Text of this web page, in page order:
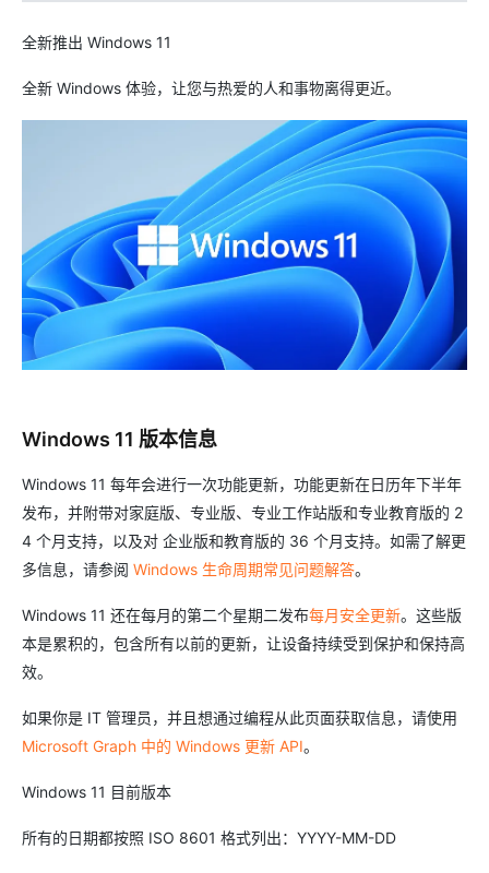
全新推出 Windows 11
全新 Windows 体验，让您与热爱的人和事物离得更近。
Windows 11 版本信息
Windows 11 每年会进行一次功能更新，功能更新在日历年下半年
发布，并附带对家庭版、专业版、专业工作站版和专业教育版的 2
4 个月支持，以及对 企业版和教育版的 36 个月支持。如需了解更
多信息，请参阅 Windows 生命周期常见问题解答。
Windows 11 还在每月的第二个星期二发布每月安全更新。这些版
本是累积的，包含所有以前的更新，让设备持续受到保护和保持高
效。
如果你是 IT 管理员，并且想通过编程从此页面获取信息，请使用
Microsoft Graph 中的 Windows 更新 API。
Windows 11 目前版本
所有的日期都按照 ISO 8601 格式列出：YYYY-MM-DD